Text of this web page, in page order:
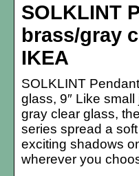
SOLKLINT
brass/gray
IKEA
SOLKLINT
glass, 9″ Like
gray clear glass,
series spread a
exciting shadows
wherever you